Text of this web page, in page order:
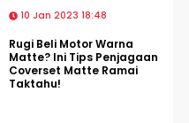
10 Jan 2023 18:48
Rugi Beli Motor Warna
Matte? Ini Tips Penjagaan
Coverset Matte Ramai
Taktahu!